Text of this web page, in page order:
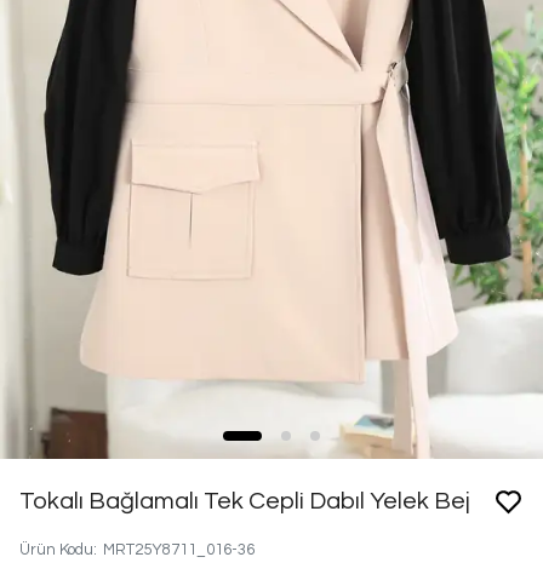
Tokalı Bağlamalı Tek Cepli Dabıl Yelek Bej
Ürün Kodu: MRT25Y8711_016-36